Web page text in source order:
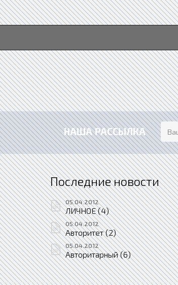
НАША РАССЫЛКА
Последние новости
05.04.2012
ЛИЧНОЕ (4)
05.04.2012
Авторитет (2)
05.04.2012
Авторитарный (6)